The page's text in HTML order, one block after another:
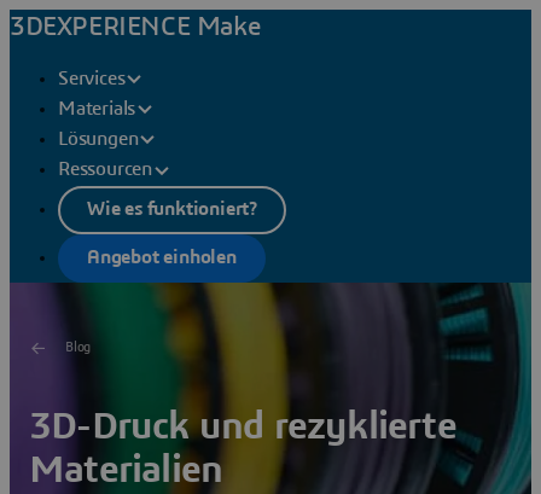
3DEXPERIENCE Make
Services
Materials
Lösungen
Ressourcen
Wie es funktioniert?
Angebot einholen
Blog
3D-Druck und rezyklierte
Materialien